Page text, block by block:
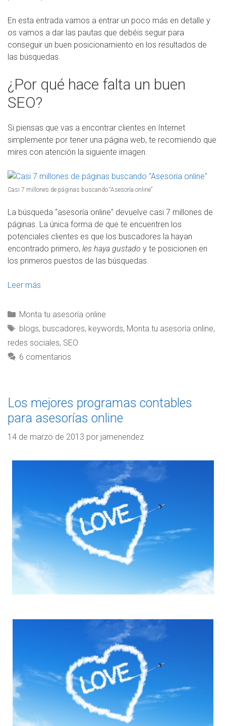
En esta entrada vamos a entrar un poco más en detalle y
os vamos a dar las pautas que debéis seguir para
conseguir un buen posicionamiento en los resultados de
las búsquedas.
¿Por qué hace falta un buen
SEO?
Si piensas que vas a encontrar clientes en Internet
simplemente por tener una página web, te recomiendo que
mires con atención la siguiente imagen.
Casi 7 millones de páginas buscando “Asesoría online”
La búsqueda “asesoría online” devuelve casi 7 millones de
páginas. La única forma de que te encuentren los
potenciales clientes es que los buscadores la hayan
encontrado primero, les haya gustado y te posicionen en
los primeros puestos de las búsquedas.
Leer más
Monta tu asesoría online
blogs, buscadores, keywords, Monta tu asesoría online,
redes sociales, SEO
6 comentarios
Los mejores programas contables
para asesorías online
14 de marzo de 2013 por jamenendez